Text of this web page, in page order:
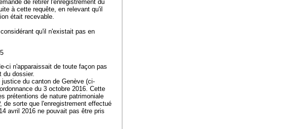
de retirer l'enregistrement du
à cette requête, en relevant qu'il
était recevable.
qu'il n'existait pas en
ci n'apparaissait de toute façon pas
du dossier.
du canton de Genève (ci-
du 3 octobre 2016. Cette
prétentions de nature patrimoniale
de sorte que l'enregistrement effectué
avril 2016 ne pouvait pas être pris